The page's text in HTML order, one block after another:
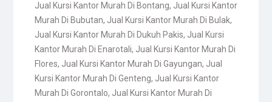
Jual Kursi Kantor Murah Di Bontang, Jual Kursi Kantor
Murah Di Bubutan, Jual Kursi Kantor Murah Di Bulak,
Jual Kursi Kantor Murah Di Dukuh Pakis, Jual Kursi
Kantor Murah Di Enarotali, Jual Kursi Kantor Murah Di
Flores, Jual Kursi Kantor Murah Di Gayungan, Jual
Kursi Kantor Murah Di Genteng, Jual Kursi Kantor
Murah Di Gorontalo, Jual Kursi Kantor Murah Di